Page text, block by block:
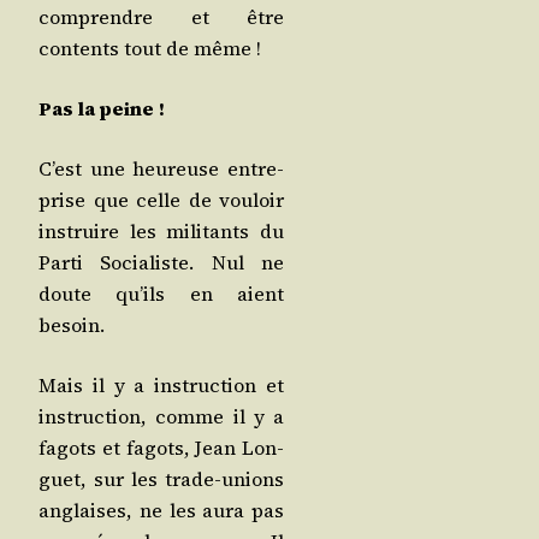
com­prendre et être
contents tout de même !
Pas la peine !
C’est une heu­reuse entre­
prise que celle de vou­loir
ins­truire les mili­tants du
Par­ti Socia­liste. Nul ne
doute qu’ils en aient
besoin.
Mais il y a ins­truc­tion et
ins­truc­tion, comme il y a
fagots et fagots, Jean Lon­
guet, sur les trade-unions
anglaises, ne les aura pas